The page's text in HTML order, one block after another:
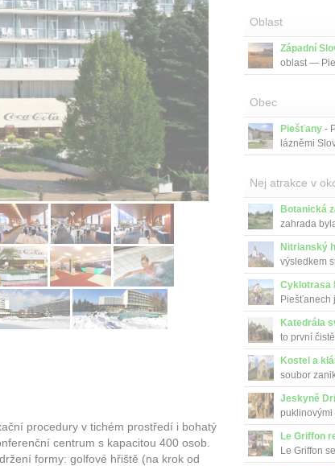
procedury v tichém prostředí i bohatý
centrum s kapacitou 400 osob.
formy: golfové hřiště (na krok od
Oblast
Západní
oblast —
Obec
Piešťany -
lázněmi
Nej atrakce v
Botanická
zahrada
Nitrianský
výsledkem
Cyklotrasa
Piešťanech
Katedrála
to první
Kostel a
soubor
Jeskyně
puklinovými
Le Griffon
Le Griffon